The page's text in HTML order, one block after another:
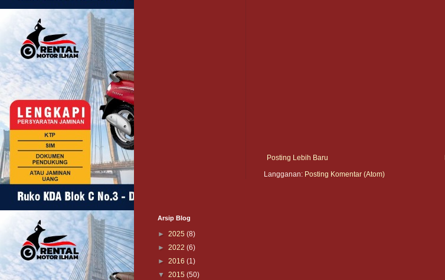
Posting Lebih Baru
Langganan: Posting Komentar (Atom)
Arsip Blog
► 2025 (8)
► 2022 (6)
► 2016 (1)
▼ 2015 (50)